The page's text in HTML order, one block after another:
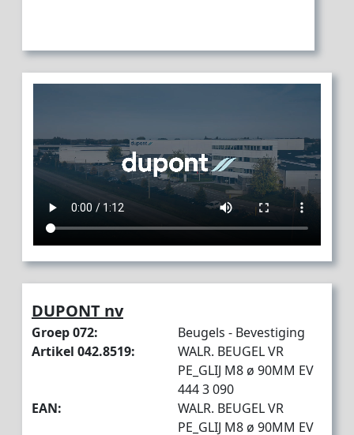
DUPONT nv
Groep 072:
Beugels - Bevestiging
Artikel 042.8519:
WALR. BEUGEL VR
PE_GLIJ M8 ø 90MM EV
444 3 090
EAN:
WALR. BEUGEL VR
PE_GLIJ M8 ø 90MM EV